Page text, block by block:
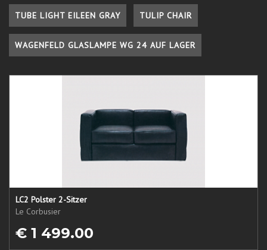
TUBE LIGHT EILEEN GRAY TULIP CHAIR
WAGENFELD GLASLAMPE WG 24 AUF LAGER
LC2 Polster 2-Sitzer
Le Corbusier
€ 1 499.00